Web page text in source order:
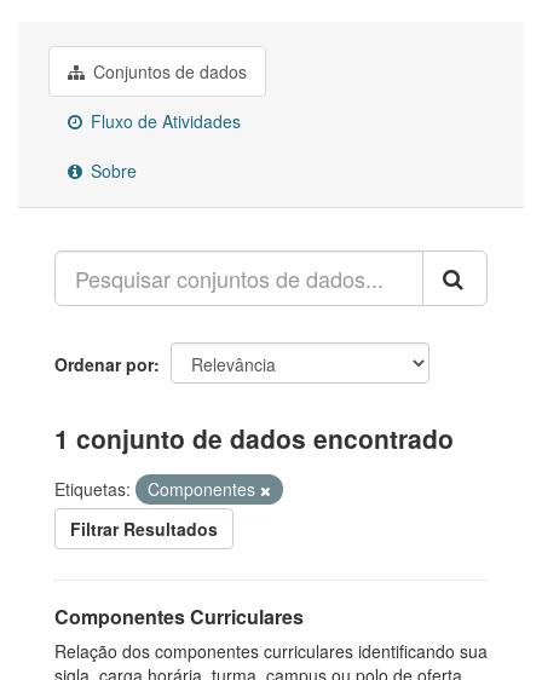
Conjuntos de dados
Fluxo de Atividades
Sobre
Ordenar por
1 conjunto de dados encontrado
Etiquetas:
Componentes
Filtrar Resultados
Componentes Curriculares
Relação dos componentes curriculares identificando sua
sigla, carga horária, turma, campus ou polo de oferta,